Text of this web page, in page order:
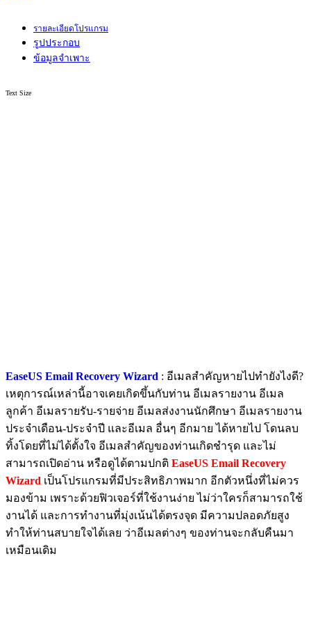
รายละเอียดโปรแกรม
รูปประกอบ
ข้อมูลจำเพาะ
Text Size
EaseUS Email Recovery Wizard : อีเมลสำคัญหายไปทำยังไงดี?
เหตุการณ์เหล่านี้อาจเคยเกิดขึ้นกับท่าน อีเมลรายงาน อีเมล
ลูกค้า อีเมลรายรับ-รายจ่าย อีเมลส่งงานนักศึกษา อีเมลรายงาน
ประจำเดือน-ประจำปี และอีเมล อื่นๆ อีกมาย ได้หายไป โดนลบ
ทิ้งโดยที่ไม่ได้ตั้งใจ อีเมลสำคัญของท่านเกิดชำรุด และไม่
สามารถเปิดอ่าน หรือดูได้ตามปกติ EaseUS Email Recovery
Wizard เป็นโปรแกรมที่มีประสิทธิภาพมาก อีกตัวหนึ่งที่ไม่ควร
มองข้าม เพราะด้วยฟิวเจอร์ที่ใช้งานง่าย ไม่ว่าใครก็สามารถใช้
งานได้ และการทำงานที่มุ่งเน้นได้ตรงจุด มีความปลอดภัยสูง
ทำให้ท่านสบายใจได้เลย ว่าอีเมลต่างๆ ของท่านจะกลับคืนมา
เหมือนเดิม